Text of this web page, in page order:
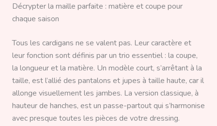
Décrypter la maille parfaite : matière et coupe pour
chaque saison
Tous les cardigans ne se valent pas. Leur caractère et
leur fonction sont définis par un trio essentiel : la coupe,
la longueur et la matière. Un modèle court, s’arrêtant à la
taille, est l’allié des pantalons et jupes à taille haute, car il
allonge visuellement les jambes. La version classique, à
hauteur de hanches, est un passe-partout qui s’harmonise
avec presque toutes les pièces de votre dressing.